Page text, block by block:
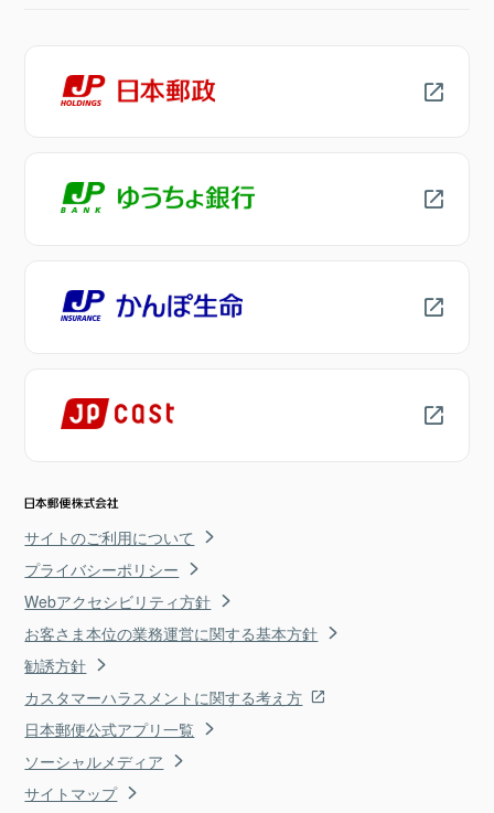
サイトのご利用について
プライバシーポリシー
Webアクセシビリティ方針
お客さま本位の業務運営に関する基本方針
勧誘方針
カスタマーハラスメントに関する考え方
日本郵便公式アプリ一覧
ソーシャルメディア
サイトマップ